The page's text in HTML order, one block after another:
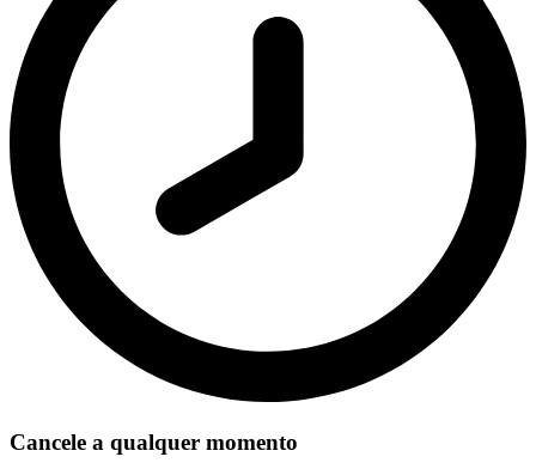
Cancele a qualquer momento